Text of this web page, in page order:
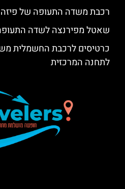
רכבת משדה התעופה של פיזה
שאטל מפירנצה לשדה
כרטיסים לרכבת החשמלית
לתחנה המרכזית